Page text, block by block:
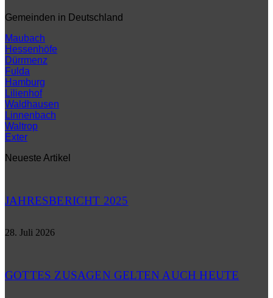
Gemeinden in Deutschland
Maubach
Hessenhöfe
Dürrmenz
Fulda
Hamburg
Lilienhof
Waldhausen
Linnenbach
Waltrop
Exter
Neueste Artikel
JAHRESBERICHT 2025
28. Juli 2026
GOTTES ZUSAGEN GELTEN AUCH HEUTE